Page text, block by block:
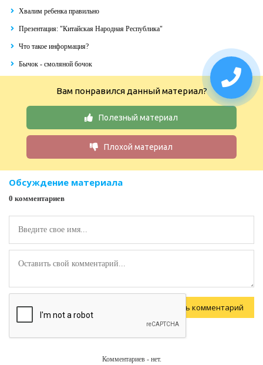
Хвалим ребенка правильно
Презентация: "Китайская Народная Республика"
Что такое информация?
Бычок - смоляной бочок
Вам понравился данный материал?
Полезный материал
Плохой материал
Обсуждение материала
0 комментариев
Комментариев - нет.